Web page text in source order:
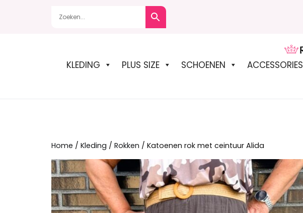
KLEDING PLUS SIZE SCHOENEN ACCESSORIES
Home / Kleding / Rokken / Katoenen rok met ceintuur Alida